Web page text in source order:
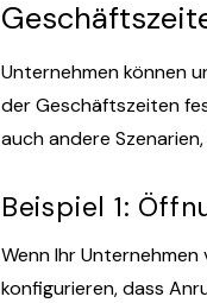
Unternehmen können
der Geschäftszeiten
auch andere
Beispiel 1:
Wenn Ihr
konfigurieren, dass